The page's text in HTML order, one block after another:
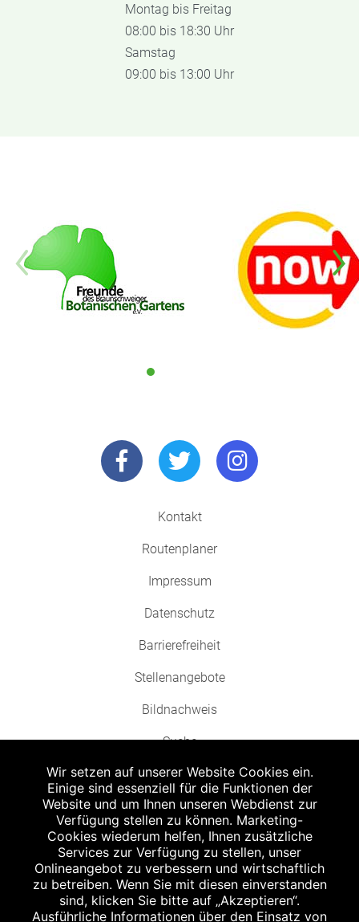
Montag bis Freitag
08:00 bis 18:30 Uhr
Samstag
09:00 bis 13:00 Uhr
Kontakt
Routenplaner
Impressum
Datenschutz
Barrierefreiheit
Stellenangebote
Bildnachweis
Suche
Abgabe in haushaltsüblichen Mengen, solange der Vorrat reicht. Für Druck-
und Satzfehler keine Haftung.
Zu Risiken und Nebenwirkungen lesen Sie die Packungsbeilage und fragen
Sie Ihren Arzt oder Apotheker.
Angabe nach der deutschen Arzneimitteltaxe Apothekenerstattungspreis
(AEP). Der AEP ist keine unverbindliche Preisempfehlung der Hersteller. Der
Wir setzen auf unserer Website Cookies ein.
Einige sind essenziell für die Funktionen der
Website und um Ihnen unseren Webdienst zur
Verfügung stellen zu können. Marketing-
Cookies wiederum helfen, Ihnen zusätzliche
Services zur Verfügung zu stellen, unser
Onlineangebot zu verbessern und wirtschaftlich
zu betreiben. Wenn Sie mit diesen einverstanden
sind, klicken Sie bitte auf „Akzeptieren“.
Ausführliche Informationen über den Einsatz von